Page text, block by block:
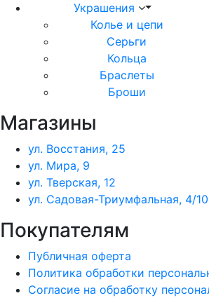
Украшения
Колье и цепи
Серьги
Кольца
Браслеты
Броши
Магазины
ул. Восстания, 25
ул. Мира, 9
ул. Тверская, 12
ул. Садовая-Триумфальная, 4/10
Покупателям
Публичная оферта
Политика обработки
Согласие на обработку